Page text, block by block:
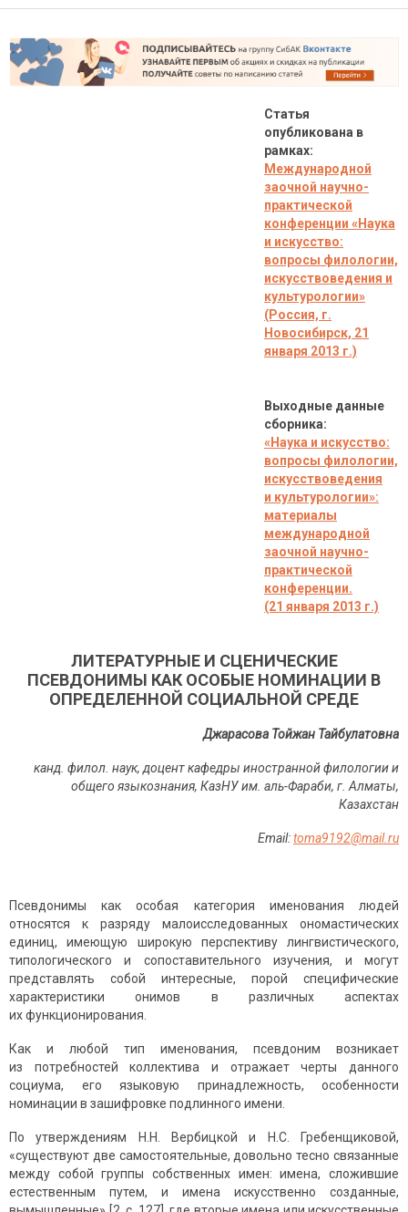
Статья
опубликована в
рамках:
Международной
заочной научно-
практической
конференции «Наука
и искусство:
вопросы филологии,
искусствоведения и
культурологии»
(Россия, г.
Новосибирск, 21
января 2013 г.)
Выходные данные
сборника:
«Наука и искусство:
вопросы филологии,
искусствоведения
и культурологии»:
материалы
международной
заочной научно-
практической
конференции.
(21 января 2013 г.)
ЛИТЕРАТУРНЫЕ И СЦЕНИЧЕСКИЕ
ПСЕВДОНИМЫ КАК ОСОБЫЕ НОМИНАЦИИ В
ОПРЕДЕЛЕННОЙ СОЦИАЛЬНОЙ СРЕДЕ
Джарасова Тойжан Тайбулатовна
канд. филол. наук, доцент кафедры иностранной филологии и
общего языкознания, КазНУ им. аль-Фараби, г. Алматы,
Казахстан
Email:toma9192@mail.ru
Псевдонимы как особая категория именования людей
относятся к разряду малоисследованных ономастических
единиц, имеющую широкую перспективу лингвистического,
типологического и сопоста­вительного изучения, и могут
представлять собой интересные, порой специфические
характеристики онимов в различных аспектах
их функционирования.
Как и любой тип именования, псевдоним возникает
из потребностей коллектива и отражает черты данного
социума, его языковую принадлежность, особенности
номинации в зашифровке подлинного имени.
По утверждениям Н.Н. Вербицкой и Н.С. Гребенщиковой,
«существуют две самостоятельные, довольно тесно связанные
между собой группы собственных имен: имена, сложившие
естественным путем, и имена искусственно созданные,